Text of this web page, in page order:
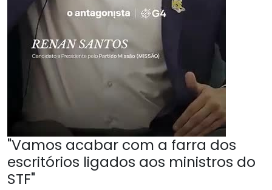
"Vamos acabar com a farra dos
escritórios ligados aos ministros do
STF"